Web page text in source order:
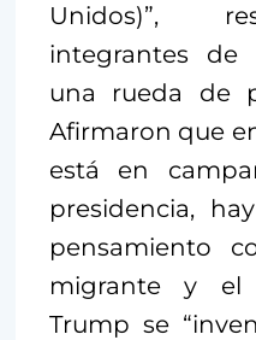
Unidos)”,
integrantes
una rueda de
Afirmaron que
está en
presidencia,
pensamiento
migrante y el
Trump se